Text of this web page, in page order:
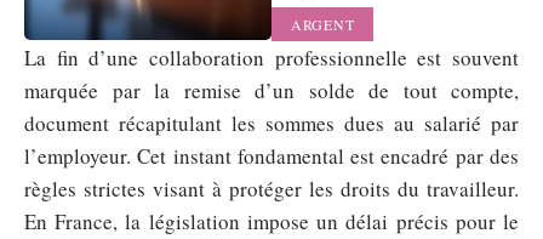
ARGENT
La fin d’une collaboration professionnelle est souvent
marquée par la remise d’un solde de tout compte,
document récapitulant les sommes dues au salarié par
l’employeur. Cet instant fondamental est encadré par des
règles strictes visant à protéger les droits du travailleur.
En France, la législation impose un délai précis pour le